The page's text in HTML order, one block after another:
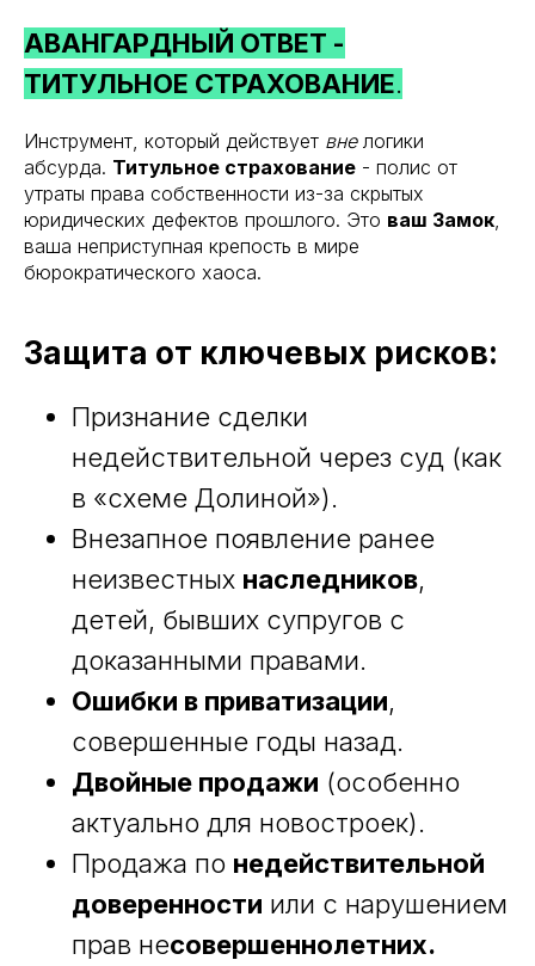
АВАНГАРДНЫЙ ОТВЕТ -
ТИТУЛЬНОЕ СТРАХОВАНИЕ.
Инструмент, который действует внелогики
абсурда. Титульное страхование - полис от
утраты права собственности из-за скрытых
юридических дефектов прошлого. Это ваш Замок,
ваша неприступная крепость в мире
бюрократического хаоса.
Защита от ключевых рисков:
Признание сделки
недействительной через суд (как
в «схеме Долиной»).
Внезапное появление ранее
неизвестных наследников,
детей, бывших супругов с
доказанными правами.
Ошибки в приватизации,
совершенные годы назад.
Двойные продажи (особенно
актуально для новостроек).
Продажа по недействительной
доверенности или с нарушением
прав несовершеннолетних.